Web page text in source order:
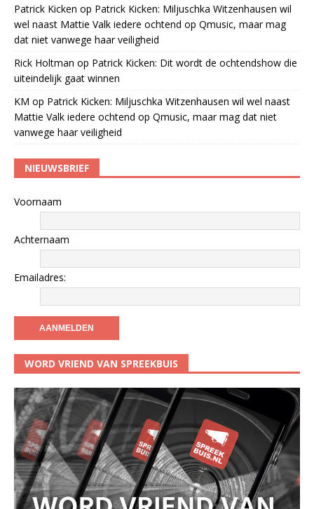
Patrick Kicken op Patrick Kicken: Miljuschka Witzenhausen wil
wel naast Mattie Valk iedere ochtend op Qmusic, maar mag
dat niet vanwege haar veiligheid
Rick Holtman op Patrick Kicken: Dit wordt de ochtendshow die
uiteindelijk gaat winnen
KM op Patrick Kicken: Miljuschka Witzenhausen wil wel naast
Mattie Valk iedere ochtend op Qmusic, maar mag dat niet
vanwege haar veiligheid
NIEUWSBRIEF
Voornaam
Achternaam
Emailadres:
WORD VRIEND VAN SPREEKBUIS